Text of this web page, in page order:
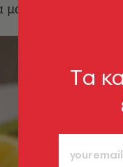
βάλουν σε
Tα